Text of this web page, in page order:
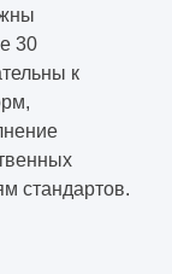
30
к
стандартов.